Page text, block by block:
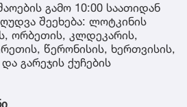
გამო 10:00 საათიდან
შეეხება: ლოტკინის
ორბეთის, კლდეკარის,
წერონისის, ხერთვისის,
გარეჯის ქუჩების